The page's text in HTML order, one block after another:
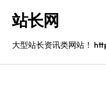
站长网
大型站长资讯类网站！